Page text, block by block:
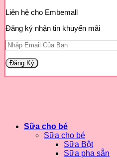
Liên hệ cho Embemall
Đăng ký nhận tin khuyến mãi
Sữa cho bé
Sữa cho bé
Sữa Bột
Sữa pha sẵn